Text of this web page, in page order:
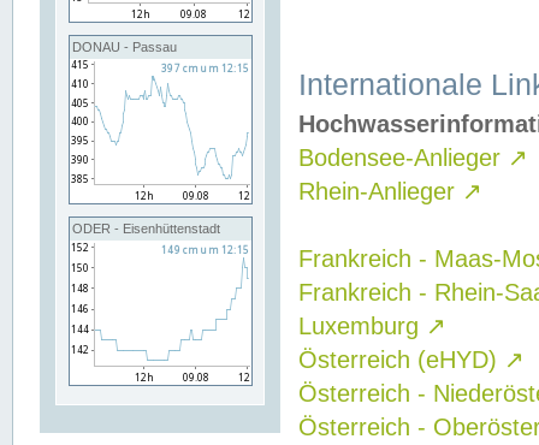
DONAU - Passau
ODER - Eisenhüttenstadt
Internationale
Bodensee-Anlieger ↗
Rhein-Anlieger ↗
Frankreich - Maas-
Frankreich - Rhein-
Luxemburg ↗
Österreich (eHYD) ↗
Österreich -
Österreich -